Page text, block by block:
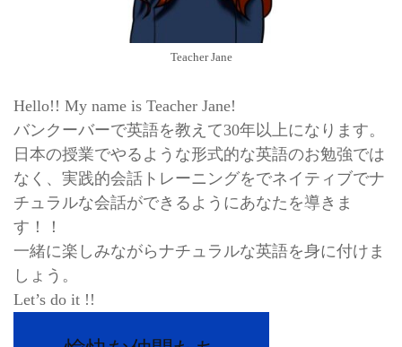
Teacher Jane
Hello!! My name is Teacher Jane!
バンクーバーで英語を教えて30年以上になります。
日本の授業でやるような形式的な英語のお勉強では
なく、実践的会話トレーニングをでネイティブでナ
チュラルな会話ができるようにあなたを導きま
す！！
一緒に楽しみながらナチュラルな英語を身に付けま
しょう。
Let’s do it !!